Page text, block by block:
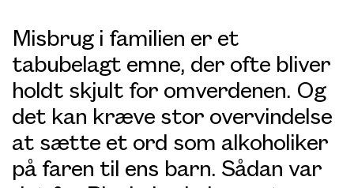
Misbrug i familien er et
tabubelagt emne, der ofte bliver
holdt skjult for omverdenen. Og
det kan kræve stor overvindelse
at sætte et ord som alkoholiker
på faren til ens barn. Sådan var